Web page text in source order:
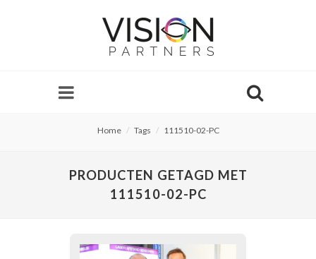
Home Tags 111510-02-PC
PRODUCTEN GETAGD MET
111510-02-PC